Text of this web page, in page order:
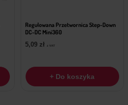
Regulowana Przetwornica Step-Down
DC-DC Mini360
5,09 zł z VAT
+ Do koszyka